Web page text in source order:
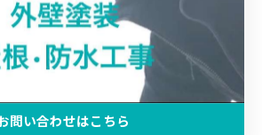
ら分かる外壁塗装のコツ
気を付けたい重要ポイント
右する重要なポイントは、各工程ご
問い合わせはこちら